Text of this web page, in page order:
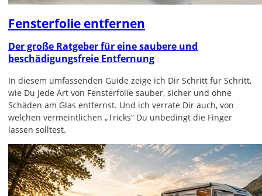
Fensterfolie entfernen
Der große Ratgeber für eine saubere und
beschädigungsfreie Entfernung
In diesem umfassenden Guide zeige ich Dir Schritt für Schritt,
wie Du jede Art von Fensterfolie sauber, sicher und ohne
Schäden am Glas entfernst. Und ich verrate Dir auch, von
welchen vermeintlichen „Tricks“ Du unbedingt die Finger
lassen solltest.